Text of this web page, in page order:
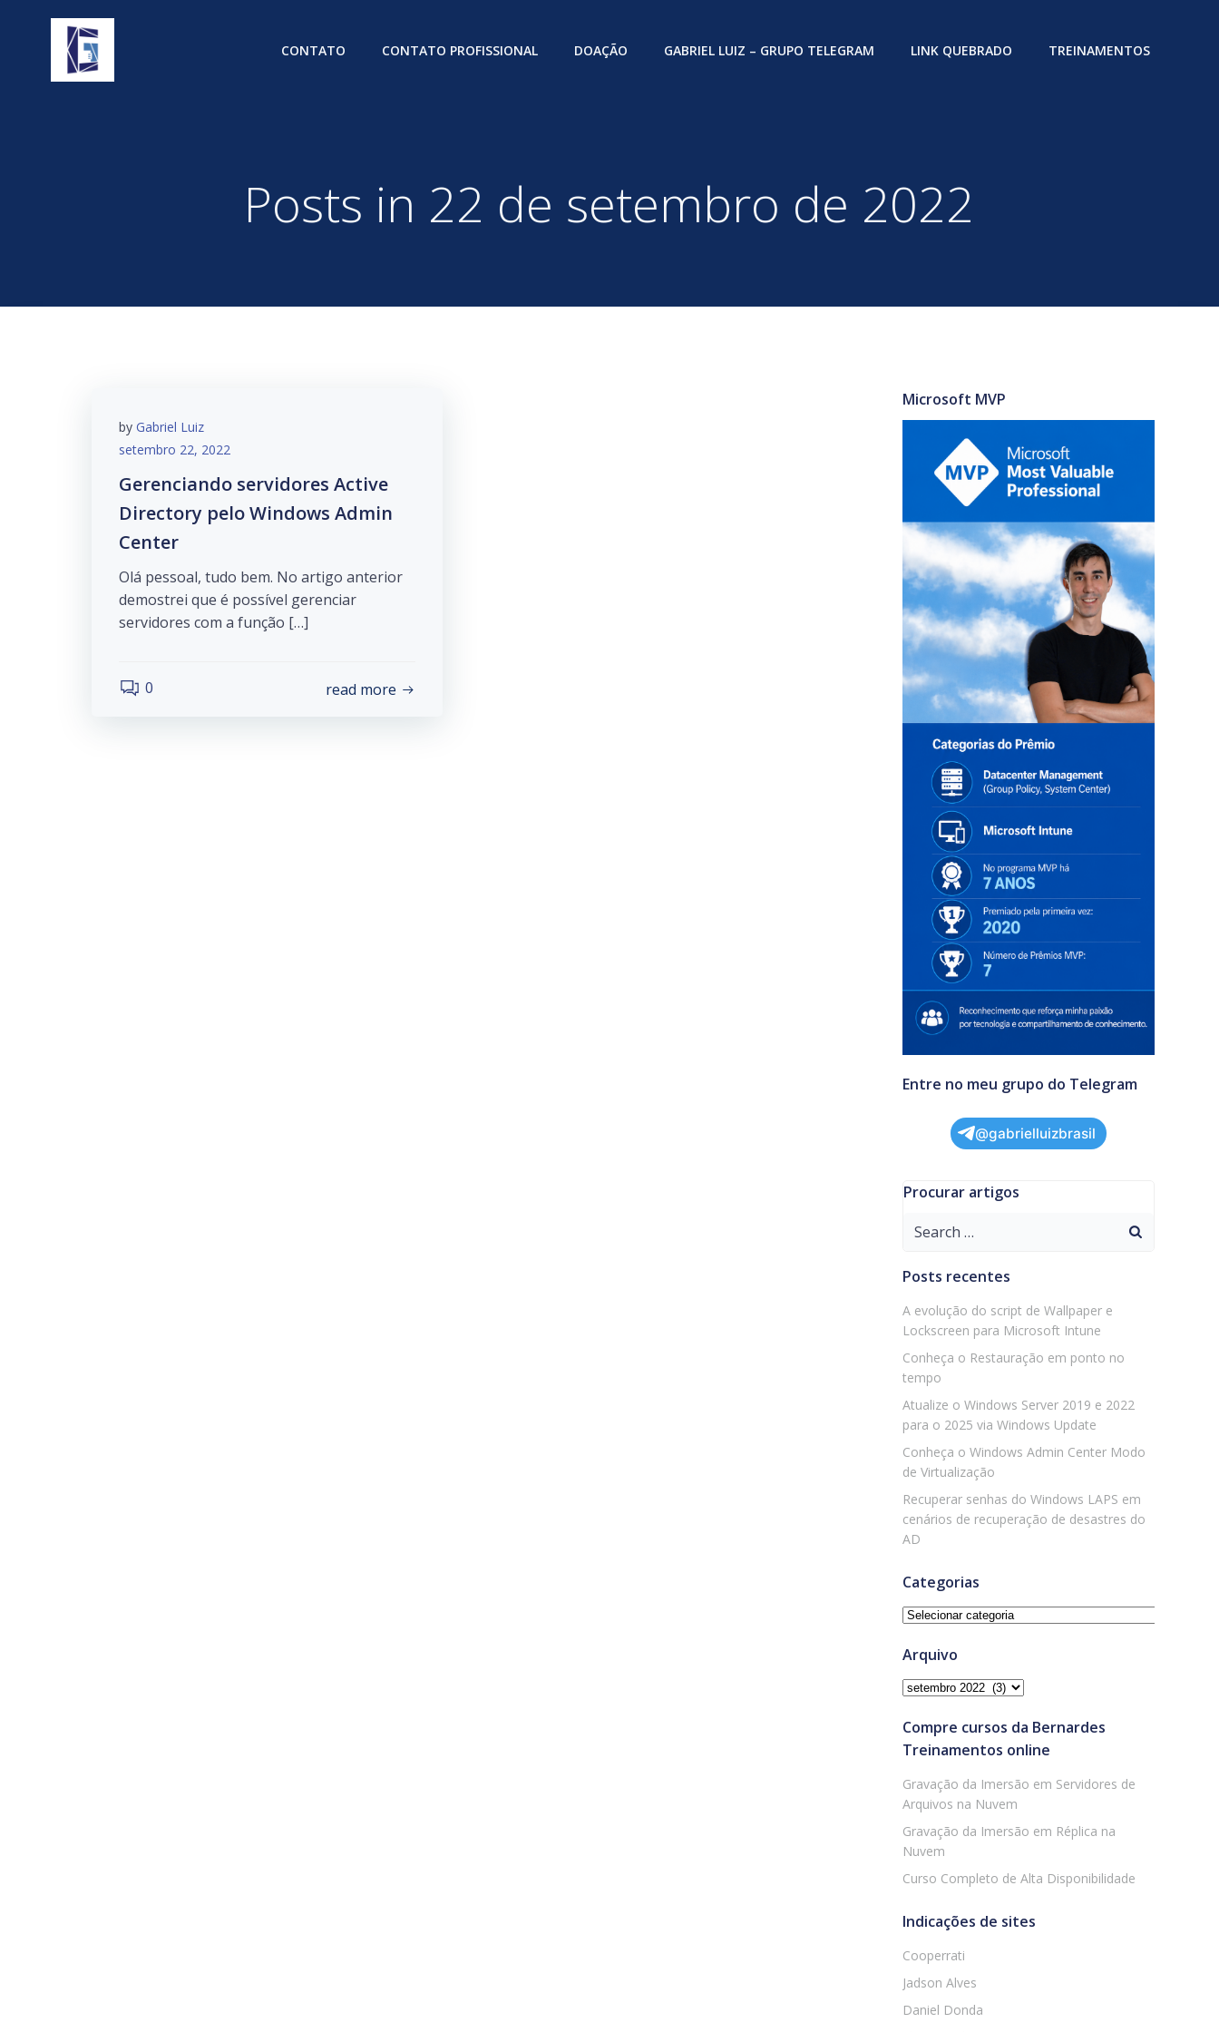
CONTATO CONTATO PROFISSIONAL DOAÇÃO GABRIEL LUIZ – GRUPO TELEGRAM LINK QUEBRADO TREINAMENTOS
Posts in 22 de setembro de 2022
by Gabriel Luiz
setembro 22, 2022
Gerenciando servidores Active
Directory pelo Windows Admin
Center
Olá pessoal, tudo bem. No artigo anterior
demostrei que é possível gerenciar
servidores com a função […]
0 read more
Microsoft MVP
Entre no meu grupo do Telegram
@gabrielluizbrasil
Procurar artigos
Search
Posts recentes
A evolução do script de Wallpaper e
Lockscreen para Microsoft Intune
Conheça o Restauração em ponto no
tempo
Atualize o Windows Server 2019 e 2022
para o 2025 via Windows Update
Conheça o Windows Admin Center Modo
de Virtualização
Recuperar senhas do Windows LAPS em
cenários de recuperação de desastres do
AD
Categorias
Categorias
Arquivo
Arquivo
Compre cursos da Bernardes
Treinamentos online
Gravação da Imersão em Servidores de
Arquivos na Nuvem
Gravação da Imersão em Réplica na
Nuvem
Curso Completo de Alta Disponibilidade
Indicações de sites
Cooperrati
Jadson Alves
Daniel Donda